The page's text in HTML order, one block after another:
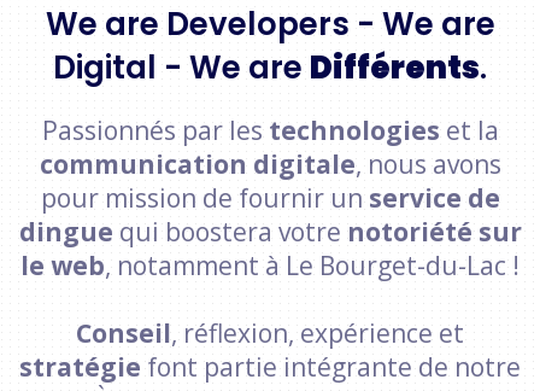
We are Developers - We are
Digital - We are Différents.
Passionnés par les technologies et la
communication digitale, nous avons
pour mission de fournir un service de
dingue qui boostera votre notoriété sur
le web, notamment à Le Bourget-du-Lac !
Conseil, réflexion, expérience et
stratégie font partie intégrante de notre